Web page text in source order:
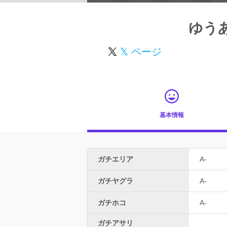
ゆう
𝕏 ページ
基本情報
ガチエリア A-
ガチヤグラ A-
ガチホコ A-
ガチアサリ